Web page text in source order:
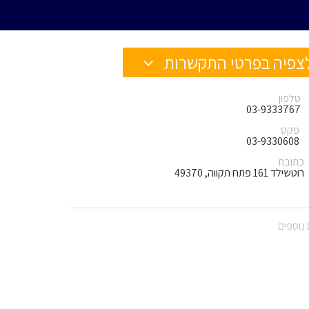
בפרטי התקשרות
טלפון
03-9333767
פקס
03-9330608
כתובת
רוטשילד 161 פתח תקווה, 49370